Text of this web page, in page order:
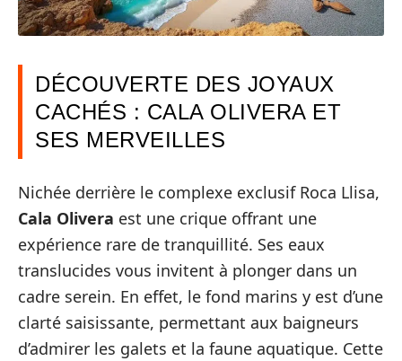
DÉCOUVERTE DES JOYAUX
CACHÉS : CALA OLIVERA ET
SES MERVEILLES
Nichée derrière le complexe exclusif Roca Llisa,
Cala Olivera est une crique offrant une
expérience rare de tranquillité. Ses eaux
translucides vous invitent à plonger dans un
cadre serein. En effet, le fond marins y est d’une
clarté saisissante, permettant aux baigneurs
d’admirer les galets et la faune aquatique. Cette